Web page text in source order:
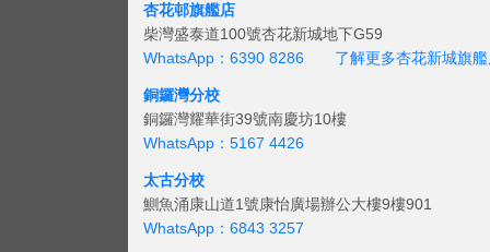
杏花邨旗艦店
柴灣盛泰道100號杏花新城地下G59
WhatsApp：6390 8286
了解更多杏花新城旗
銅鑼灣分校
銅鑼灣耀華街39號南慶坊10樓
WhatsApp：5167 4426
太古分校
鰂魚涌康山道1號康怡廣場辦公大樓9樓901
WhatsApp：6843 3257